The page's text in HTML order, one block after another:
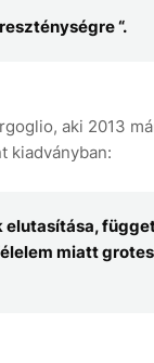
“.
aki 2013
kiadványban:
elutasítása,
miatt